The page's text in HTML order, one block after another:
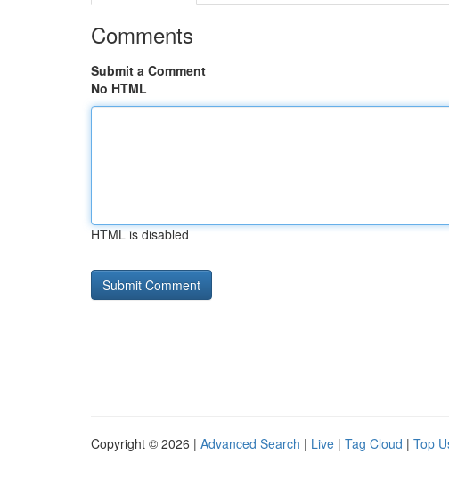
Comments
Submit a Comment
No HTML
HTML is disabled
Copyright © 2026 | Advanced Search | Live | Tag Cloud | Top